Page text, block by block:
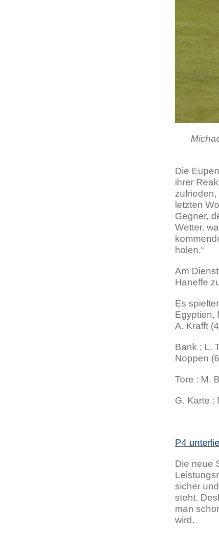
Die
ihrer
letzten
Gegner,
Wetter,
holen.“
Am
Haneffe
Es
Egyptien,
A. Krafft
Bank : L.
Noppen
Tore : M.
G. Karte :
P4
Die neue
sicher
steht.
man
wird.